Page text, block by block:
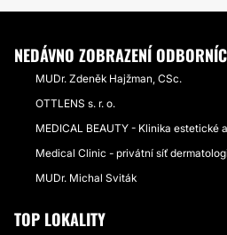
NEDÁVNO ZOBRAZENÍ
MUDr. Zdeněk Hajžman, CSc.
OTTLENS s. r. o.
MEDICAL BEAUTY - Klinika estetické
Medical Clinic - privátní síť
MUDr. Michal Sviták
TOP LOKALITY